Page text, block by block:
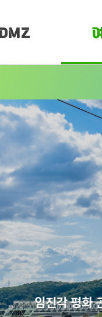
페스티벌
임진각 평화